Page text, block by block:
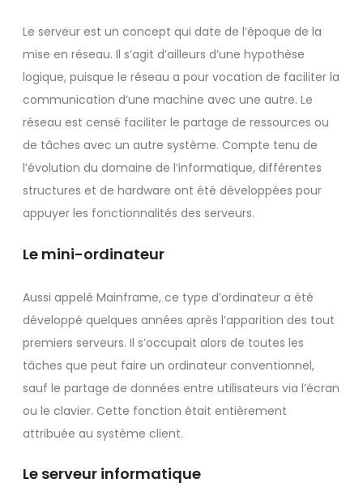
Le serveur est un concept qui date de l’époque de la
mise en réseau. Il s’agit d’ailleurs d’une hypothèse
logique, puisque le réseau a pour vocation de faciliter la
communication d’une machine avec une autre. Le
réseau est censé faciliter le partage de ressources ou
de tâches avec un autre système. Compte tenu de
l’évolution du domaine de l’informatique, différentes
structures et de hardware ont été développées pour
appuyer les fonctionnalités des serveurs.
Le mini-ordinateur
Aussi appelé Mainframe, ce type d’ordinateur a été
développé quelques années après l’apparition des tout
premiers serveurs. Il s’occupait alors de toutes les
tâches que peut faire un ordinateur conventionnel,
sauf le partage de données entre utilisateurs via l’écran
ou le clavier. Cette fonction était entièrement
attribuée au système client.
Le serveur informatique